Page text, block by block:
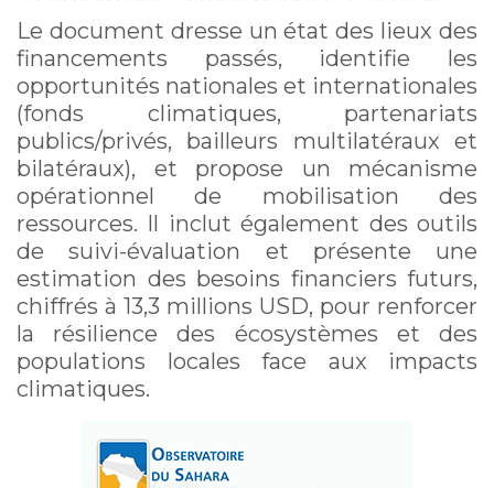
Le document dresse un état des lieux des
financements passés, identifie les
opportunités nationales et internationales
(fonds climatiques, partenariats
publics/privés, bailleurs multilatéraux et
bilatéraux), et propose un mécanisme
opérationnel de mobilisation des
ressources. Il inclut également des outils
de suivi-évaluation et présente une
estimation des besoins financiers futurs,
chiffrés à 13,3 millions USD, pour renforcer
la résilience des écosystèmes et des
populations locales face aux impacts
climatiques.